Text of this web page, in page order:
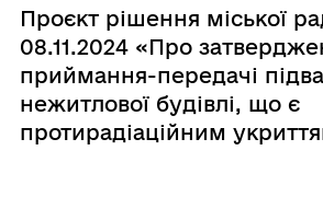
Проєкт рішення міської
08.11.2024 «Про
приймання-передачі
нежитлової будівлі, що є
протирадіаційним